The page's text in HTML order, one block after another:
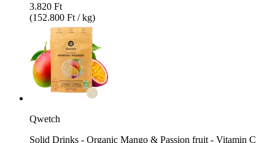
3.820 Ft
(152.800 Ft / kg)
Qwetch
Solid Drinks - Organic Mango & Passion fruit - Vitamin C